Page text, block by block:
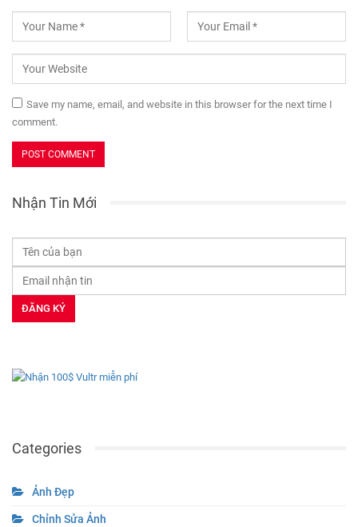
Save my name, email, and website in this browser for the next time I
comment.
Nhận Tin Mới
Categories
Ảnh Đẹp
Chỉnh Sửa Ảnh